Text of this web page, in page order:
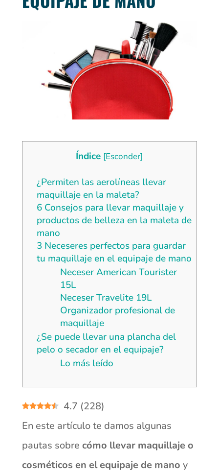
Índice [Esconder]
¿Permiten las aerolíneas llevar
maquillaje en la maleta?
6 Consejos para llevar maquillaje y
productos de belleza en la maleta de
mano
3 Neceseres perfectos para guardar
tu maquillaje en el equipaje de mano
Neceser American Tourister
15L
Neceser Travelite 19L
Organizador profesional de
maquillaje
¿Se puede llevar una plancha del
pelo o secador en el equipaje?
Lo más leído
4.7 (228)
En este artículo te damos algunas
pautas sobre cómo llevar maquillaje o
cosméticos en el equipaje de mano y